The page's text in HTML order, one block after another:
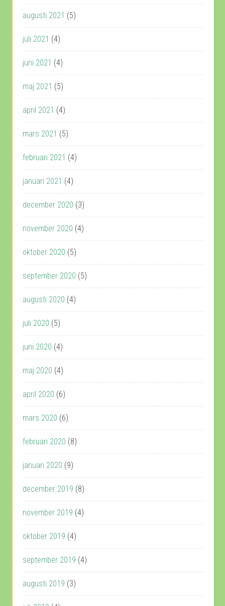
augusti 2021 (5)
juli 2021 (4)
juni 2021 (4)
maj 2021 (5)
april 2021 (4)
mars 2021 (5)
februari 2021 (4)
januari 2021 (4)
december 2020 (3)
november 2020 (4)
oktober 2020 (5)
september 2020 (5)
augusti 2020 (4)
juli 2020 (5)
juni 2020 (4)
maj 2020 (4)
april 2020 (6)
mars 2020 (6)
februari 2020 (8)
januari 2020 (9)
december 2019 (8)
november 2019 (4)
oktober 2019 (4)
september 2019 (4)
augusti 2019 (3)